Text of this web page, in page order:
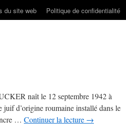
du site web Politique de confidentialité
naît le 12 septembre 1942 à
d’origine roumaine installé dans le
… Continuer la lecture →